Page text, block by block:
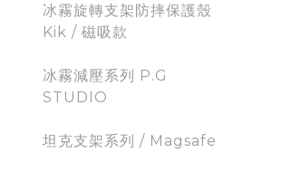
冰霧旋轉支架防摔保護殼
Kik / 磁吸款
冰霧減壓系列 P.G
STUDIO
坦克支架系列 / Magsafe